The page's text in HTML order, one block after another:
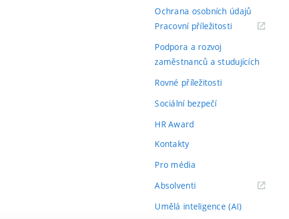
Ochrana osobních údajů
Pracovní příležitosti(externí
Podpora a rozvoj
zaměstnanců a studujících
Rovné příležitosti
Sociální bezpečí
HR Award
Kontakty
Pro média
Absolventi(externí
Umělá inteligence (AI)